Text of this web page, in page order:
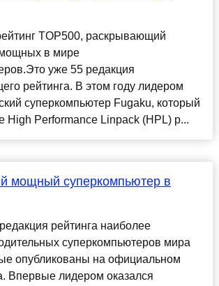
TOP500, раскрывающий
в мире
уже 55 редакция
рейтинга. В этом году лидером
суперкомпьютер Fugaku, который
High Performance Linpack (HPL) р...
мощный суперкомпьютер в
рейтинга наиболее
суперкомпьютеров мира
опубликованы на официальном
Впервые лидером оказался